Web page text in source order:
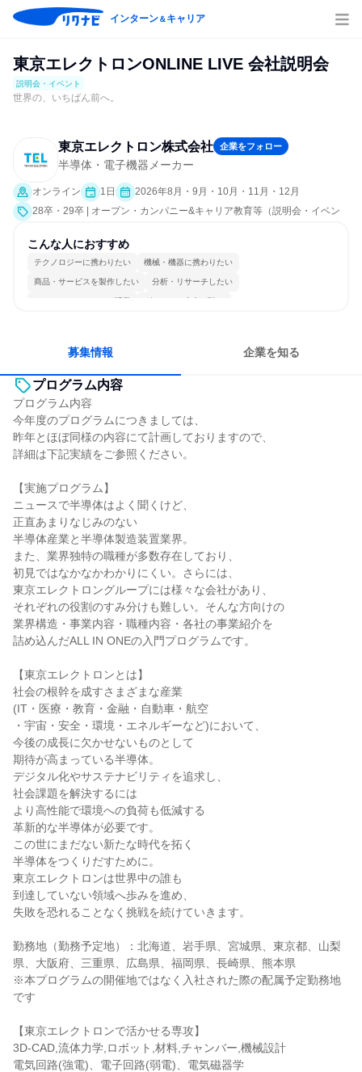
インターン＆キャリア
東京エレクトロンONLINE LIVE 会社説明会
説明会・イベント
世界の、いちばん前へ。
東京エレクトロン株式会社 企業をフォロー
半導体・電子機器メーカー
オンライン 1日
2026年8月・9月・10月・11月・12月
28卒・29卒 | オープン・カンパニー&キャリア教育等（説明会・イベン
こんな人におすすめ
テクノロジーに携わりたい 機械・機器に携わりたい
商品・サービスを製作したい 分析・リサーチしたい
コミュニケーションが活発 グローバル志向が強い
募集情報 企業を知る
プログラム内容
プログラム内容
今年度のプログラムにつきましては、
昨年とほぼ同様の内容にて計画しておりますので、
詳細は下記実績をご参照ください。
【実施プログラム】
ニュースで半導体はよく聞くけど、
正直あまりなじみのない
半導体産業と半導体製造装置業界。
また、業界独特の職種が多数存在しており、
初見ではなかなかわかりにくい。さらには、
東京エレクトロングループには様々な会社があり、
それぞれの役割のすみ分けも難しい。そんな方向けの
業界構造・事業内容・職種内容・各社の事業紹介を
詰め込んだALL IN ONEの入門プログラムです。
【東京エレクトロンとは】
社会の根幹を成すさまざまな産業
(IT・医療・教育・金融・自動車・航空
・宇宙・安全・環境・エネルギーなど)において、
今後の成長に欠かせないものとして
期待が高まっている半導体。
デジタル化やサステナビリティを追求し、
社会課題を解決するには
より高性能で環境への負荷も低減する
革新的な半導体が必要です。
この世にまだない新たな時代を拓く
半導体をつくりだすために。
東京エレクトロンは世界中の誰も
到達していない領域へ歩みを進め、
失敗を恐れることなく挑戦を続けていきます。
勤務地（勤務予定地）：北海道、岩手県、宮城県、東京都、山梨
県、大阪府、三重県、広島県、福岡県、長崎県、熊本県
※本プログラムの開催地ではなく入社された際の配属予定勤務地
です
【東京エレクトロンで活かせる専攻】
3D-CAD,流体力学,ロボット,材料,チャンバー,機械設計
電気回路(強電)、電子回路(弱電)、電気磁器学